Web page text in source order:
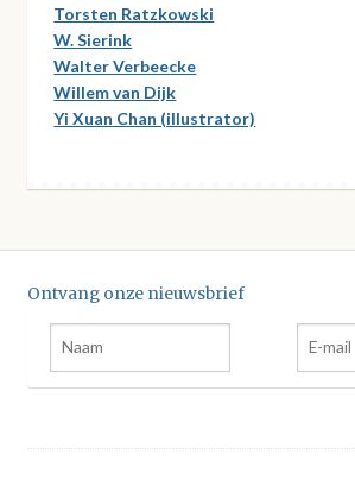
Torsten Ratzkowski
W. Sierink
Walter Verbeecke
Willem van Dijk
Yi Xuan Chan (illustrator)
Ontvang onze nieuwsbrief